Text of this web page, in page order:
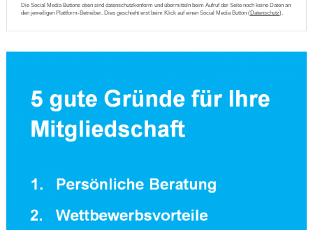
Die Social Media Buttons oben sind datenschutzkonform und übermitteln beim Aufruf der Seite noch keine Daten an
den jeweiligen Plattform-Betreiber. Dies geschieht erst beim Klick auf einen Social Media Button (Datenschutz).